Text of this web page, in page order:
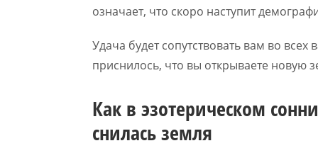
означает, что скоро наступит
Удача будет сопутствовать вам во
приснилось, что вы открываете новую
Как в эзотерическом
снилась земля